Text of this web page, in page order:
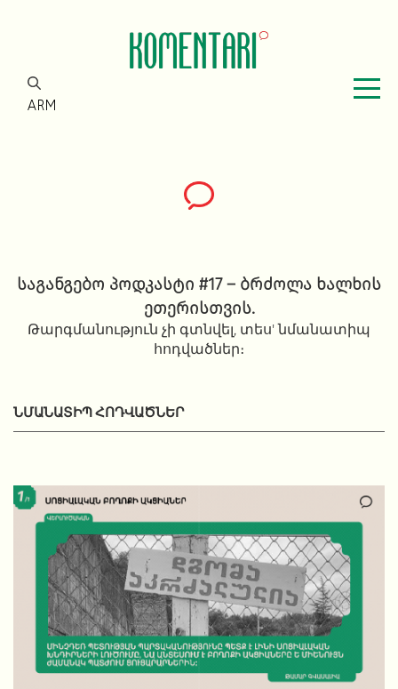
ARM
საგანგებო პოდკასტი #17 – ბრძოლა ხალხის
ეთერისთვის.
Թարգմանություն չի գտնվել, տես' նմանատիպ
հոդվածներ։
ՆՄԱՆԱՏԻՊ ՀՈԴՎԱԾՆԵՐ